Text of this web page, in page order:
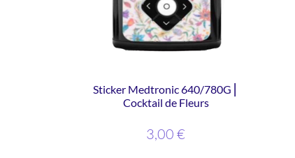
Sticker Medtronic 640/780G ⎜
Cocktail de Fleurs
3,00 €